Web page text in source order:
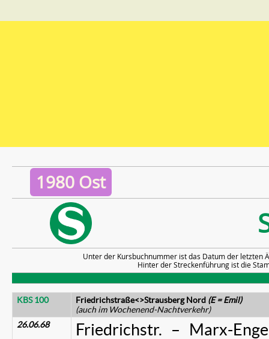
1980 Ost
Unter der Kursbuchnummer ist das Datum der letzten
Hinter der Streckenführung ist die
KBS 100 Friedrichstraße<>Strausberg Nord (E = Emil)
(auch im Wochenend-Nachtverkehr)
26.06.68
Friedrichstr. – Marx-